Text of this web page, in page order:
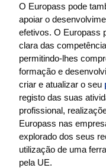
O Europass pode
apoiar o
efetivos. O Europass
clara das
permitindo-lhes
formação e
criar e atualizar o seu
registo das suas
profissional,
Europass nas
explorado dos seus
utilização de uma
pela UE.